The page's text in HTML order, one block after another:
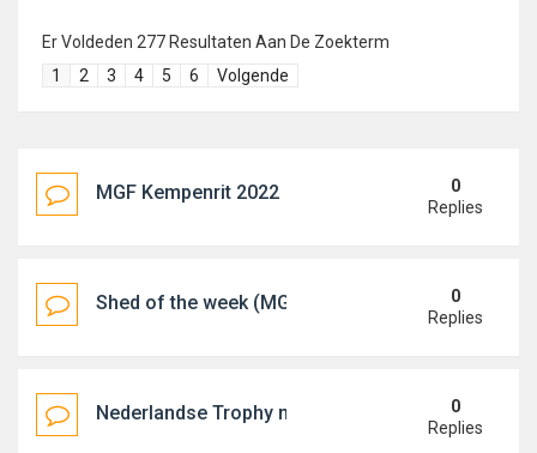
Er Voldeden 277 Resultaten Aan De Zoekterm
1
2 3 4 5 6 Volgende
MGF Kempenrit 2022
0
Replies
Shed of the week (MG TF)
0
Replies
Nederlandse Trophy nummer 32
0
Replies